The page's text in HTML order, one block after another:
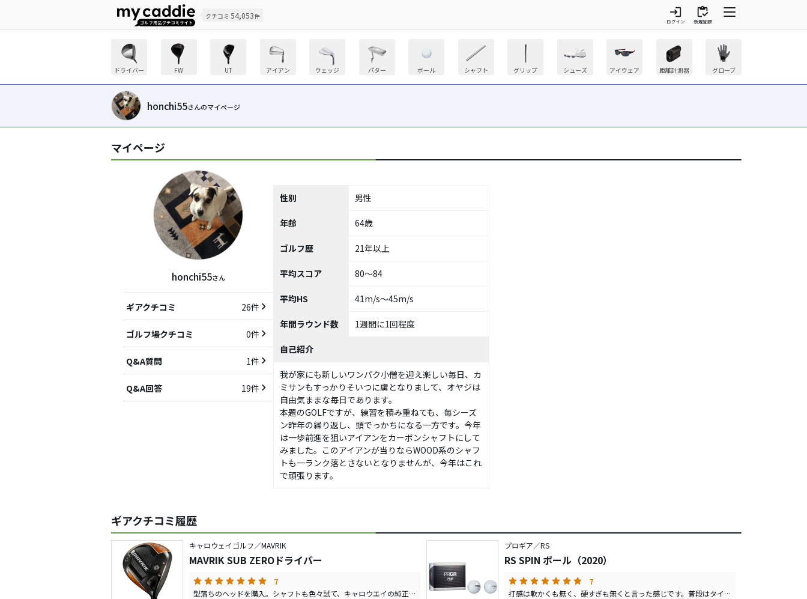
クチコミ 54,053件 login
ログイン
inventory
新規登録
ドライバー FW UT アイアン ウェッジ パター ボール シャフト グリップ シューズ アイウェア 距離計測器 グローブ
honchi55さんのマイページ
マイページ
honchi55さん
ギアクチコミ 26件
ゴルフ場クチコミ 0件
Q&A質問 1件
Q&A回答 19件
性別 男性
年齢 64歳
ゴルフ歴 21年以上
平均スコア 80～84
平均HS 41m/s～45m/s
年間ラウンド数 1週間に1回程度
自己紹介
我が家にも新しいワンパク小僧を迎え楽しい毎日、カ
ミサンもすっかりそいつに虜となりまして、オヤジは
自由気ままな毎日であります。
本題のGOLFですが、練習を積み重ねても、毎シーズ
ン昨年の繰り返し、頭でっかちになる一方です。今年
は一歩前進を狙いアイアンをカーボンシャフトにして
みました。このアイアンが当りならWOOD系のシャフ
トも一ランク落とさないとなりませんが、今年はこれ
で頑張ります。
ギアクチコミ履歴
キャロウェイゴルフ／MAVRIK
MAVRIK SUB ZEROドライバー
7
型落ちのヘッドを購入。シャフトも色々試て、キャロウエイの純正シャフト5-Sを購入しました。今までは70ｇ台のシャフトばかり使用していましたが、歳とゴルフ肘からアイアンもカーボンシャフトにしたことからこちらのクラブを購入。大変楽になりました。三シーズン目にしてやっとアイアンカーボンシャフトにも慣れたのでスコアがまとまってきました。とにかく構えやすく飛距離もそこそこです。10.5度のロフトを+2度に調整して使用しています。しばらくはこれでラウンドです。
プロギア／RS
RS SPIN ボール（2020）
7
打感は軟かくも無く、硬すぎも無くと言った感じです。普段はタイトproV1とBSのTOUR BZを使用しています。飛距離はほぼ変わらない、スピンも自分の力量では違いは感じません。先日、このボールを使って、今シーズン最高スコアが出ました。アウト34イン42なんと前半2アンダーなんて初めてのスコアーです。オッデセイのパターとの相性も良いのかアウト11パット、イン13パット、ビックリでした。帰りは気をつけて帰ることにしました。